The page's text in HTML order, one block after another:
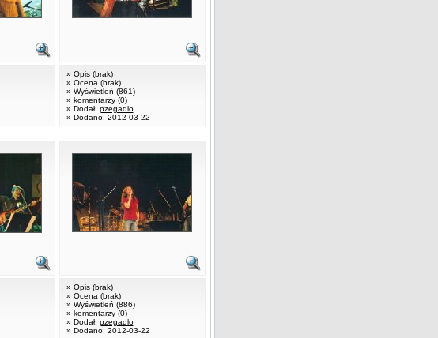
» Opis (brak)
» Ocena (brak)
» Wyświetleń (861)
» komentarzy (0)
» Dodał: pzegadlo
» Dodano: 2012-03-22
» Opis (brak)
» Ocena (brak)
» Wyświetleń (886)
» komentarzy (0)
» Dodał: pzegadlo
» Dodano: 2012-03-22